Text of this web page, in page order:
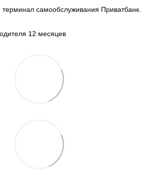
терминал самообслуживания Приватбанк.
12 месяцев